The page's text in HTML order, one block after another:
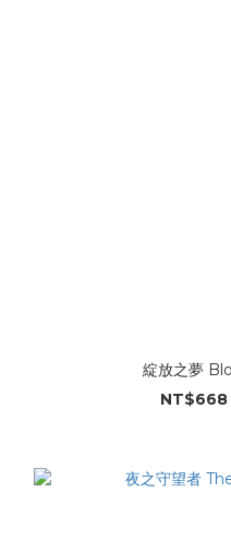
綻放之夢